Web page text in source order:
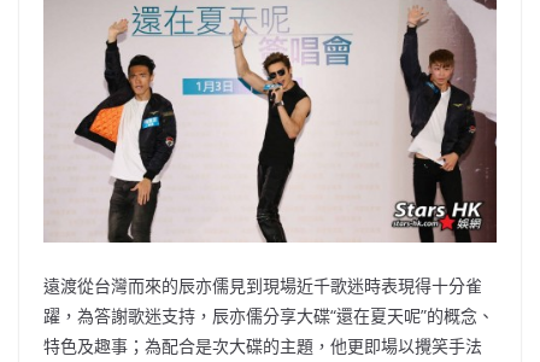
遠渡從台灣而來的辰亦儒見到現場近千歌迷時表現得十分雀
躍，為答謝歌迷支持，辰亦儒分享大碟“還在夏天呢”的概念、
特色及趣事；為配合是次大碟的主題，他更即場以攪笑手法